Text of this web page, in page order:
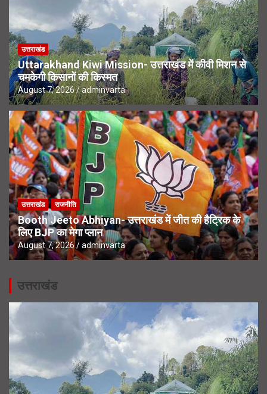
उत्तराखंड
Uttarakhand Kiwi Mission- उत्तराखंड में कीवी मिशन से
चमकेगी किसानों की किस्मत
August 7, 2026 adminvarta
उत्तराखंड राजनीति
Booth Jeeto Abhiyan- उत्तराखंड में जीत की हैट्रिक के
लिए BJP का मेगा प्लान
August 7, 2026 adminvarta
उत्तराखंड